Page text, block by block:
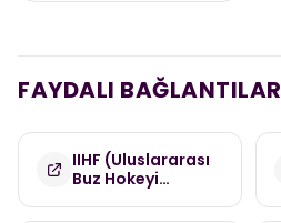
FAYDALI BAĞLANTILAR
IIHF (Uluslararası
Buz Hokeyi